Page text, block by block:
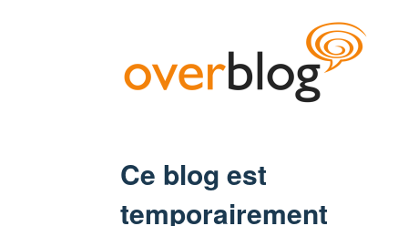
Ce blog est
temporairement